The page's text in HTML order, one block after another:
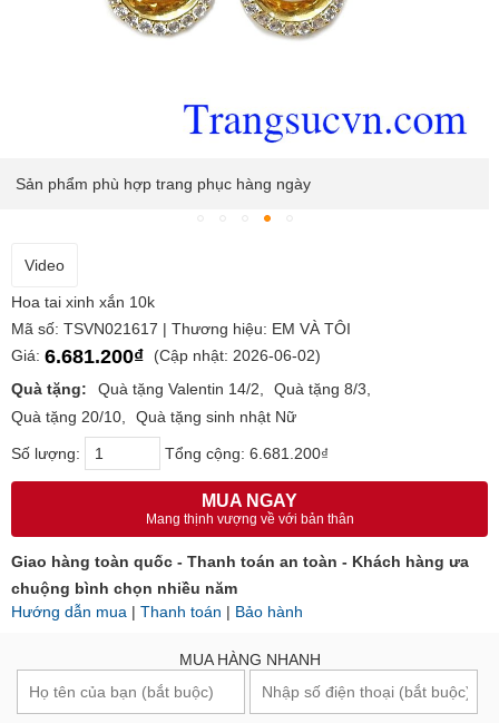
Sản phẩm phù hợp trang phục hàng ngày
Video
Hoa tai xinh xắn 10k
Mã số: TSVN021617 | Thương hiệu: EM VÀ TÔI
Giá: 6.681.200₫
(Cập nhật: 2026-06-02)
Quà tặng:
Quà tặng Valentin 14/2
Quà tặng 8/3
Quà tặng 20/10
Quà tặng sinh nhật Nữ
Số lượng: Tổng cộng: 6.681.200₫
MUA NGAY
Mang thịnh vượng về với bản thân
Giao hàng toàn quốc - Thanh toán an toàn - Khách hàng ưa
chuộng bình chọn nhiều năm
Hướng dẫn mua | Thanh toán | Bảo hành
MUA HÀNG NHANH